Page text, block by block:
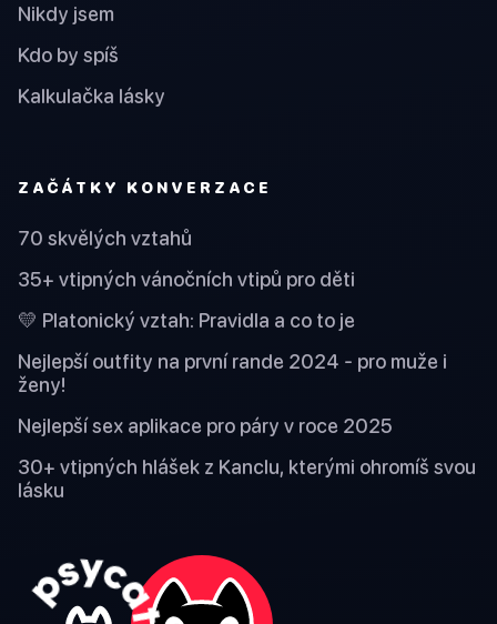
Nikdy jsem
Kdo by spíš
Kalkulačka lásky
ZAČÁTKY KONVERZACE
70 skvělých vztahů
35+ vtipných vánočních vtipů pro děti
💛 Platonický vztah: Pravidla a co to je
Nejlepší outfity na první rande 2024 - pro muže i
ženy!
Nejlepší sex aplikace pro páry v roce 2025
30+ vtipných hlášek z Kanclu, kterými ohromíš svou
lásku